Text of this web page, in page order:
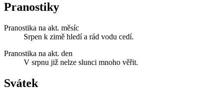
Pranostiky
Pranostika na akt. měsíc
Srpen k zimě hledí a rád vodu cedí.
Pranostika na akt. den
V srpnu již nelze slunci mnoho věřit.
Svátek